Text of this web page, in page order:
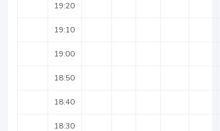
19:20
19:10
19:00
18:50
18:40
18:30